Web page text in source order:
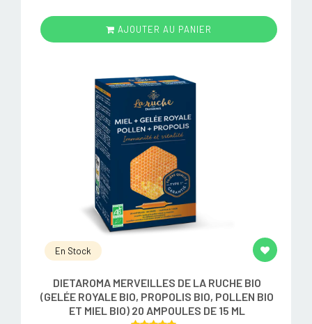
AJOUTER AU PANIER
En Stock
DIETAROMA MERVEILLES DE LA RUCHE BIO
(GELÉE ROYALE BIO, PROPOLIS BIO, POLLEN BIO
ET MIEL BIO) 20 AMPOULES DE 15 ML